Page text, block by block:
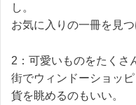
し。
お気に入りの一冊を見つ
2：可愛いものをたくさ
街でウィンドーショッ
貨を眺めるのもいい。